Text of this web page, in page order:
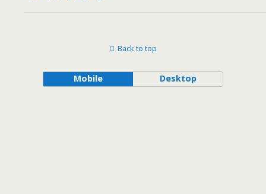
Back to top
Mobile Desktop